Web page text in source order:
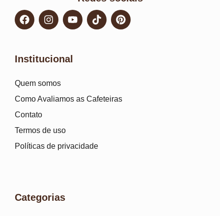
Institucional
Quem somos
Como Avaliamos as Cafeteiras
Contato
Termos de uso
Políticas de privacidade
Categorias